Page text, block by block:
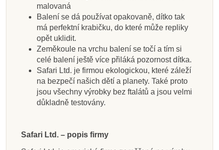
malovaná
Balení se dá používat opakovaně, dítko tak
má perfektní krabičku, do které může repliky
opět uklidit.
Zeměkoule na vrchu balení se točí a tím si
celé balení ještě více přiláká pozornost dítka.
Safari Ltd. je firmou ekologickou, které záleží
na bezpečí našich dětí a planety. Také proto
jsou všechny výrobky bez ftalátů a jsou velmi
důkladně testovány.
Safari Ltd. – popis firmy